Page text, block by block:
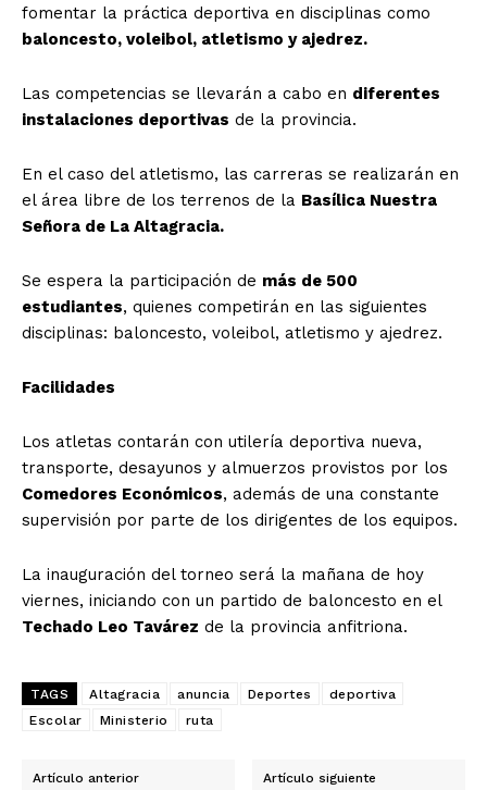
fomentar la práctica deportiva en disciplinas como
baloncesto, voleibol, atletismo y ajedrez.
Las competencias se llevarán a cabo en diferentes
instalaciones deportivas de la provincia.
En el caso del atletismo, las carreras se realizarán en
el área libre de los terrenos de la Basílica Nuestra
Señora de La Altagracia.
Se espera la participación de más de 500
estudiantes, quienes competirán en las siguientes
disciplinas: baloncesto, voleibol, atletismo y ajedrez.
Facilidades
Los atletas contarán con utilería deportiva nueva,
transporte, desayunos y almuerzos provistos por los
Comedores Económicos, además de una constante
supervisión por parte de los dirigentes de los equipos.
La inauguración del torneo será la mañana de hoy
viernes, iniciando con un partido de baloncesto en el
Techado Leo Tavárez de la provincia anfitriona.
TAGS Altagracia anuncia Deportes
deportiva
Escolar
Ministerio ruta
Artículo anterior Artículo siguiente